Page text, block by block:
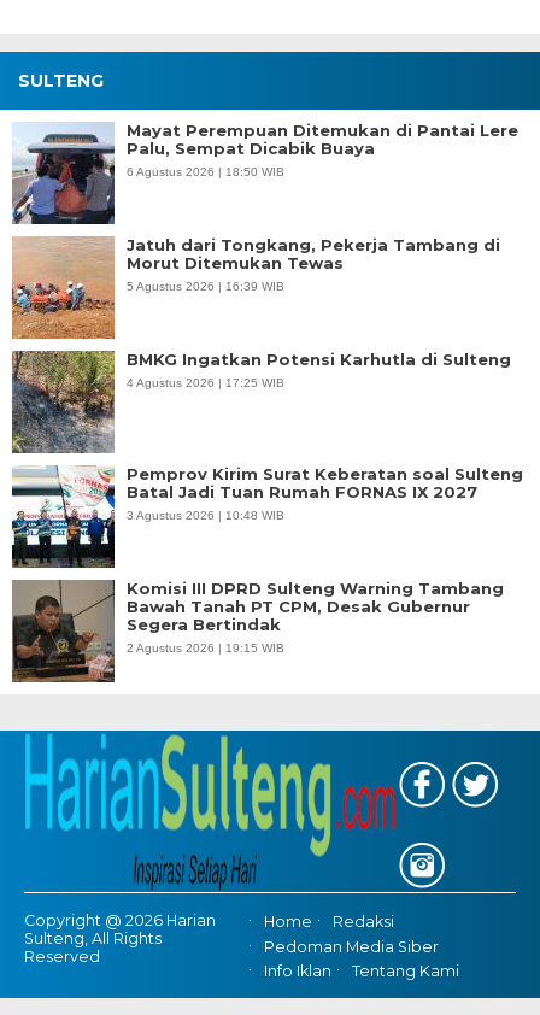
SULTENG
Mayat Perempuan Ditemukan di Pantai Lere
Palu, Sempat Dicabik Buaya
6 Agustus 2026 | 18:50 WIB
Jatuh dari Tongkang, Pekerja Tambang di
Morut Ditemukan Tewas
5 Agustus 2026 | 16:39 WIB
BMKG Ingatkan Potensi Karhutla di Sulteng
4 Agustus 2026 | 17:25 WIB
Pemprov Kirim Surat Keberatan soal Sulteng
Batal Jadi Tuan Rumah FORNAS IX 2027
3 Agustus 2026 | 10:48 WIB
Komisi III DPRD Sulteng Warning Tambang
Bawah Tanah PT CPM, Desak Gubernur
Segera Bertindak
2 Agustus 2026 | 19:15 WIB
Copyright @ 2026 Harian
Sulteng, All Rights
Reserved
Home
Redaksi
Pedoman Media Siber
Info Iklan
Tentang Kami